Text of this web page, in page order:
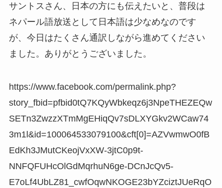
サントスさん、日本の方にも伝えたいと、普段は
ネパール語放送として日本語は少なめなのです
が、今日はたくさん通訳しながら進めてください
ました。ありがとうございました。
https://www.facebook.com/permalink.php?
story_fbid=pfbid0tQ7KQyWbkeqz6j3NpeTHEZEQw
SETn3ZwzzXTmMgEHiqQv7sDLXYGkv2WCaw74
3m1l&id=100064533079100&cft[0]=AZVwmwO0fB
EdKh3JMutCKeojVxXW-3jtC0p9t-
NNFQFUHcOlGdMqrhuN6ge-DCnJcQv5-
E7oLf4UbLZ81_cwfOqwNKOGE23bYZciztJUeRqO